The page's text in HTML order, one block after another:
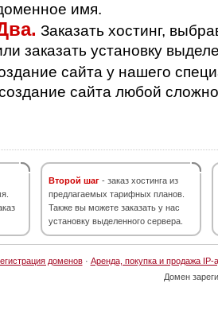
имя.
Заказать хостинг,
заказать установку
сайта у нашего
сайта любой
Второй шаг - заказ хостинга из
предлагаемых тарифных планов.
Также вы можете заказать у нас
установку выделенного сервера.
доменов· Аренда, покупка и продажа IP-
Домен